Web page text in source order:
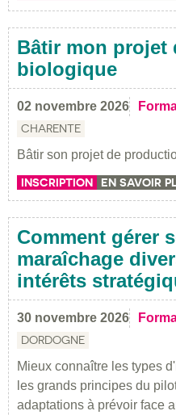
Bâtir mon projet
biologique
02 novembre 2026
CHARENTE
Bâtir son projet de
INSCRIPTION EN SAVOIR
Comment gérer
maraîchage
intérêts
30 novembre 2026
DORDOGNE
Mieux connaître les types
les grands principes du
adaptations à prévoir face